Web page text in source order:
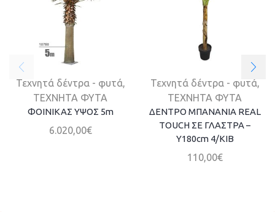
Τεχνητά δέντρα - φυτά,
ΤΕΧΝΗΤΑ ΦΥΤΑ
ΦΟΙΝΙΚΑΣ ΥΨΟΣ 5m
6.020,00€
Τεχνητά δέντρα - φυτά,
ΤΕΧΝΗΤΑ ΦΥΤΑ
ΔΕΝΤΡΟ ΜΠΑΝΑΝΙΑ REAL
TOUCH ΣΕ ΓΛΑΣΤΡΑ –
Υ180cm 4/ΚΙΒ
110,00€